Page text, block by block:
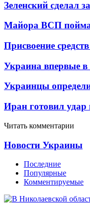
Зеленский сделал
Майора ВСП
Присвоение
Украина впервые
Украинцы
Иран готовил
Читать комментарии
Новости Украины
Последние
Популярные
Комментируемые